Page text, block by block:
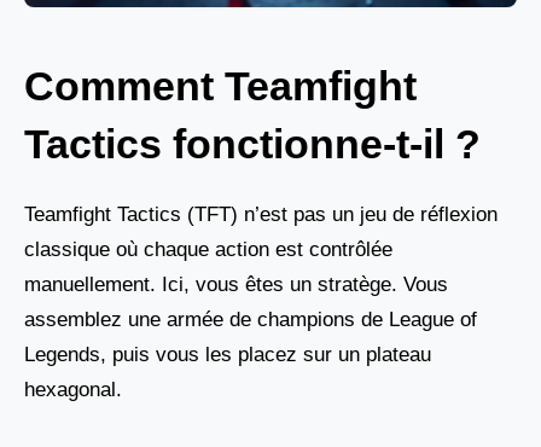
Comment Teamfight
Tactics fonctionne-t-il ?
Teamfight Tactics (TFT) n’est pas un jeu de réflexion
classique où chaque action est contrôlée
manuellement. Ici, vous êtes un stratège. Vous
assemblez une armée de champions de League of
Legends, puis vous les placez sur un plateau
hexagonal.